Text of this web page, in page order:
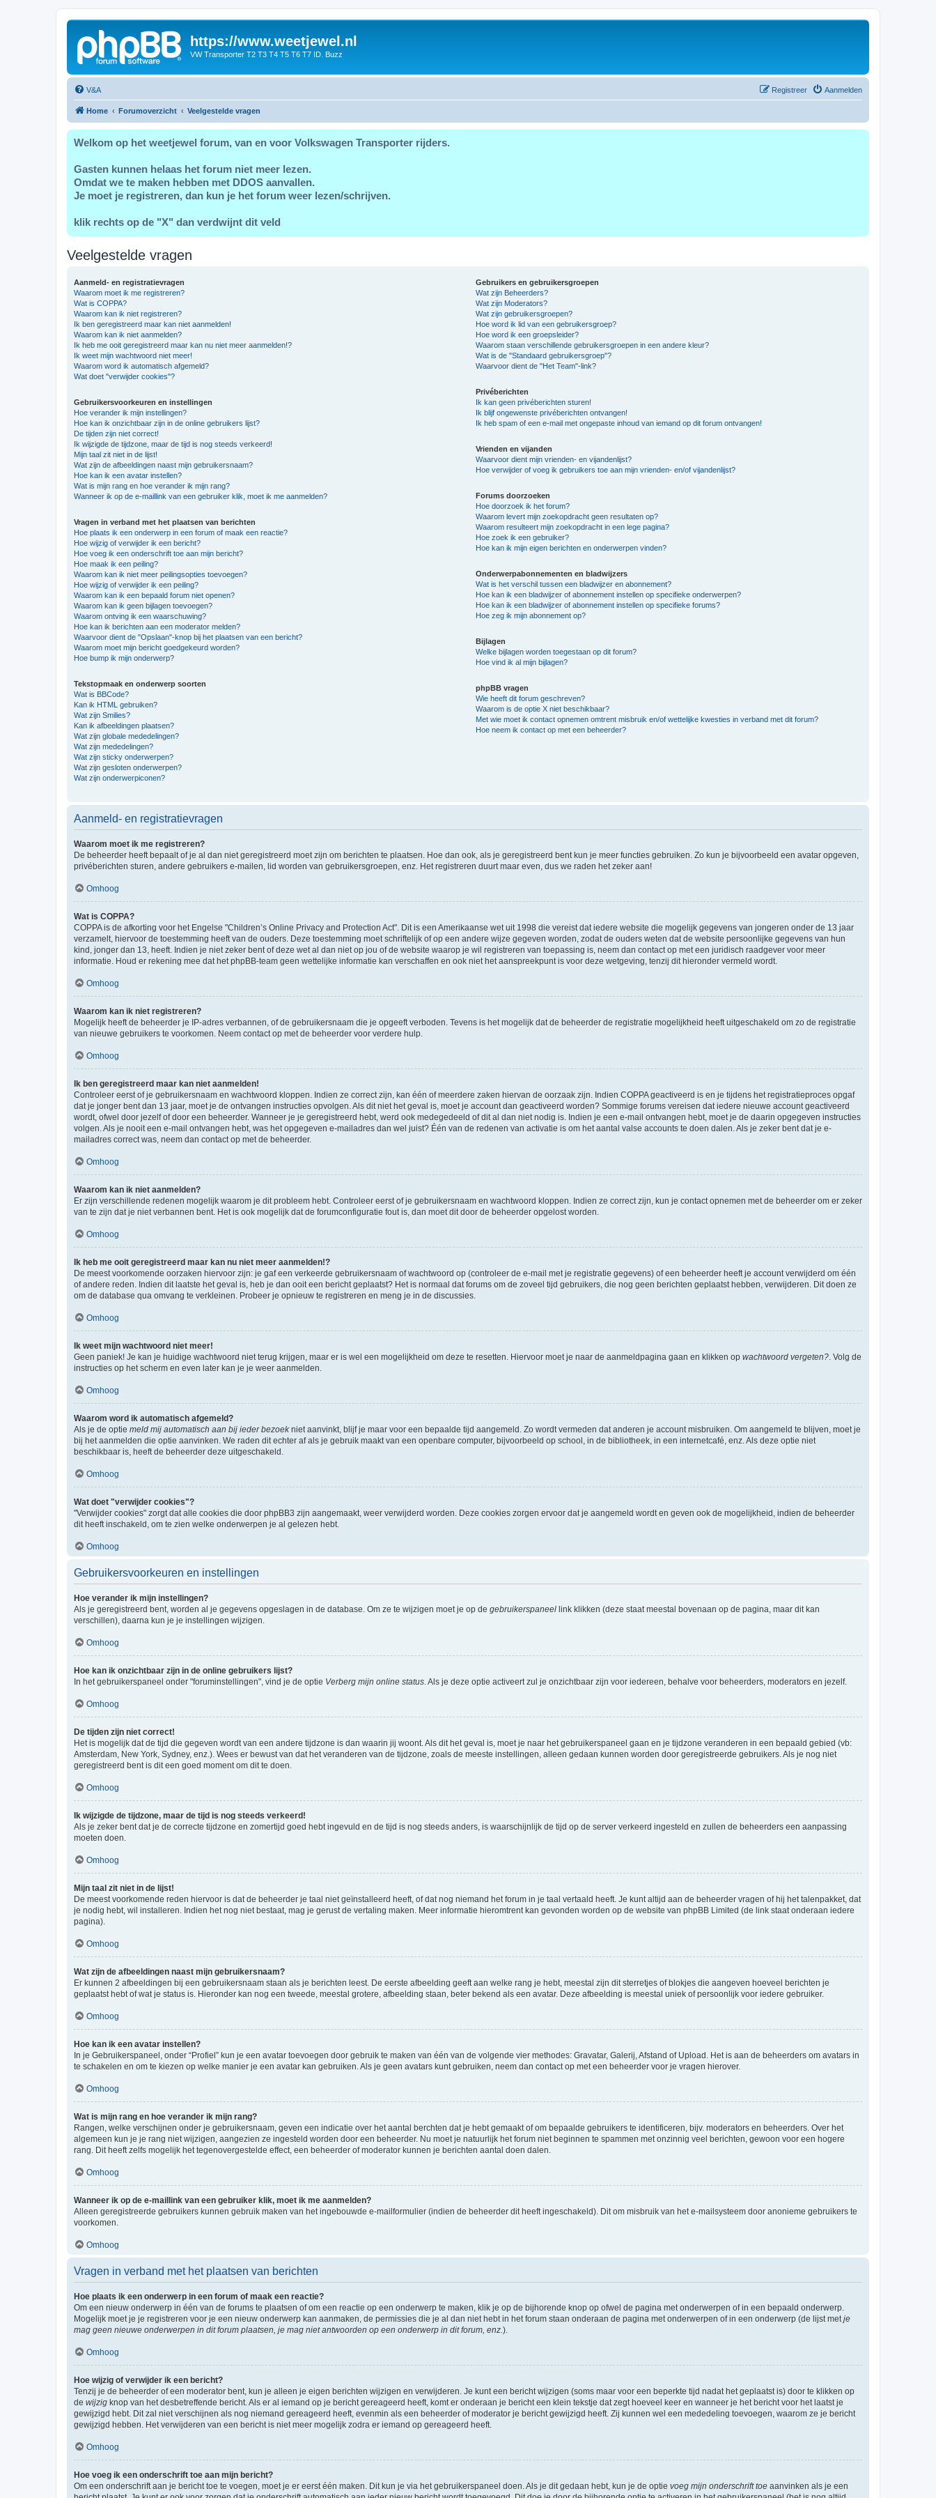
https://www.weetjewel.nl
VW Transporter T2 T3 T4 T5 T6 T7 ID. Buzz
V&A Aanmelden
Registreer
Home Forumoverzicht Veelgestelde vragen
Welkom op het weetjewel forum, van en voor Volkswagen Transporter rijders.
Gasten kunnen helaas het forum niet meer lezen.
Omdat we te maken hebben met DDOS aanvallen.
Je moet je registreren, dan kun je het forum weer lezen/schrijven.
klik rechts op de "X" dan verdwijnt dit veld
Veelgestelde vragen
Aanmeld- en registratievragen
Waarom moet ik me registreren?
Wat is COPPA?
Waarom kan ik niet registreren?
Ik ben geregistreerd maar kan niet aanmelden!
Waarom kan ik niet aanmelden?
Ik heb me ooit geregistreerd maar kan nu niet meer aanmelden!?
Ik weet mijn wachtwoord niet meer!
Waarom word ik automatisch afgemeld?
Wat doet "verwijder cookies"?
Gebruikersvoorkeuren en instellingen
Hoe verander ik mijn instellingen?
Hoe kan ik onzichtbaar zijn in de online gebruikers lijst?
De tijden zijn niet correct!
Ik wijzigde de tijdzone, maar de tijd is nog steeds verkeerd!
Mijn taal zit niet in de lijst!
Wat zijn de afbeeldingen naast mijn gebruikersnaam?
Hoe kan ik een avatar instellen?
Wat is mijn rang en hoe verander ik mijn rang?
Wanneer ik op de e-maillink van een gebruiker klik, moet ik me aanmelden?
Vragen in verband met het plaatsen van berichten
Hoe plaats ik een onderwerp in een forum of maak een reactie?
Hoe wijzig of verwijder ik een bericht?
Hoe voeg ik een onderschrift toe aan mijn bericht?
Hoe maak ik een peiling?
Waarom kan ik niet meer peilingsopties toevoegen?
Hoe wijzig of verwijder ik een peiling?
Waarom kan ik een bepaald forum niet openen?
Waarom kan ik geen bijlagen toevoegen?
Waarom ontving ik een waarschuwing?
Hoe kan ik berichten aan een moderator melden?
Waarvoor dient de "Opslaan"-knop bij het plaatsen van een bericht?
Waarom moet mijn bericht goedgekeurd worden?
Hoe bump ik mijn onderwerp?
Tekstopmaak en onderwerp soorten
Wat is BBCode?
Kan ik HTML gebruiken?
Wat zijn Smilies?
Kan ik afbeeldingen plaatsen?
Wat zijn globale mededelingen?
Wat zijn mededelingen?
Wat zijn sticky onderwerpen?
Wat zijn gesloten onderwerpen?
Wat zijn onderwerpiconen?
Gebruikers en gebruikersgroepen
Wat zijn Beheerders?
Wat zijn Moderators?
Wat zijn gebruikersgroepen?
Hoe word ik lid van een gebruikersgroep?
Hoe word ik een groepsleider?
Waarom staan verschillende gebruikersgroepen in een andere kleur?
Wat is de "Standaard gebruikersgroep"?
Waarvoor dient de "Het Team"-link?
Privéberichten
Ik kan geen privéberichten sturen!
Ik blijf ongewenste privéberichten ontvangen!
Ik heb spam of een e-mail met ongepaste inhoud van iemand op dit forum ontvangen!
Vrienden en vijanden
Waarvoor dient mijn vrienden- en vijandenlijst?
Hoe verwijder of voeg ik gebruikers toe aan mijn vrienden- en/of vijandenlijst?
Forums doorzoeken
Hoe doorzoek ik het forum?
Waarom levert mijn zoekopdracht geen resultaten op?
Waarom resulteert mijn zoekopdracht in een lege pagina?
Hoe zoek ik een gebruiker?
Hoe kan ik mijn eigen berichten en onderwerpen vinden?
Onderwerpabonnementen en bladwijzers
Wat is het verschil tussen een bladwijzer en abonnement?
Hoe kan ik een bladwijzer of abonnement instellen op specifieke onderwerpen?
Hoe kan ik een bladwijzer of abonnement instellen op specifieke forums?
Hoe zeg ik mijn abonnement op?
Bijlagen
Welke bijlagen worden toegestaan op dit forum?
Hoe vind ik al mijn bijlagen?
phpBB vragen
Wie heeft dit forum geschreven?
Waarom is de optie X niet beschikbaar?
Met wie moet ik contact opnemen omtrent misbruik en/of wettelijke kwesties in verband met dit forum?
Hoe neem ik contact op met een beheerder?
Aanmeld- en registratievragen
Waarom moet ik me registreren?
De beheerder heeft bepaalt of je al dan niet geregistreerd moet zijn om berichten te plaatsen. Hoe dan ook, als je geregistreerd bent kun je meer functies gebruiken. Zo kun je bijvoorbeeld een avatar opgeven,
privéberichten sturen, andere gebruikers e-mailen, lid worden van gebruikersgroepen, enz. Het registreren duurt maar even, dus we raden het zeker aan!
Omhoog
Wat is COPPA?
COPPA is de afkorting voor het Engelse "Children’s Online Privacy and Protection Act". Dit is een Amerikaanse wet uit 1998 die vereist dat iedere website die mogelijk gegevens van jongeren onder de 13 jaar
verzamelt, hiervoor de toestemming heeft van de ouders. Deze toestemming moet schriftelijk of op een andere wijze gegeven worden, zodat de ouders weten dat de website persoonlijke gegevens van hun
kind, jonger dan 13, heeft. Indien je niet zeker bent of deze wet al dan niet op jou of de website waarop je wil registreren van toepassing is, neem dan contact op met een juridisch raadgever voor meer
informatie. Houd er rekening mee dat het phpBB-team geen wettelijke informatie kan verschaffen en ook niet het aanspreekpunt is voor deze wetgeving, tenzij dit hieronder vermeld wordt.
Omhoog
Waarom kan ik niet registreren?
Mogelijk heeft de beheerder je IP-adres verbannen, of de gebruikersnaam die je opgeeft verboden. Tevens is het mogelijk dat de beheerder de registratie mogelijkheid heeft uitgeschakeld om zo de registratie
van nieuwe gebruikers te voorkomen. Neem contact op met de beheerder voor verdere hulp.
Omhoog
Ik ben geregistreerd maar kan niet aanmelden!
Controleer eerst of je gebruikersnaam en wachtwoord kloppen. Indien ze correct zijn, kan één of meerdere zaken hiervan de oorzaak zijn. Indien COPPA geactiveerd is en je tijdens het registratieproces opgaf
dat je jonger bent dan 13 jaar, moet je de ontvangen instructies opvolgen. Als dit niet het geval is, moet je account dan geactiveerd worden? Sommige forums vereisen dat iedere nieuwe account geactiveerd
wordt, ofwel door jezelf of door een beheerder. Wanneer je je geregistreerd hebt, werd ook medegedeeld of dit al dan niet nodig is. Indien je een e-mail ontvangen hebt, moet je de daarin opgegeven instructies
volgen. Als je nooit een e-mail ontvangen hebt, was het opgegeven e-mailadres dan wel juist? Één van de redenen van activatie is om het aantal valse accounts te doen dalen. Als je zeker bent dat je e-
mailadres correct was, neem dan contact op met de beheerder.
Omhoog
Waarom kan ik niet aanmelden?
Er zijn verschillende redenen mogelijk waarom je dit probleem hebt. Controleer eerst of je gebruikersnaam en wachtwoord kloppen. Indien ze correct zijn, kun je contact opnemen met de beheerder om er zeker
van te zijn dat je niet verbannen bent. Het is ook mogelijk dat de forumconfiguratie fout is, dan moet dit door de beheerder opgelost worden.
Omhoog
Ik heb me ooit geregistreerd maar kan nu niet meer aanmelden!?
De meest voorkomende oorzaken hiervoor zijn: je gaf een verkeerde gebruikersnaam of wachtwoord op (controleer de e-mail met je registratie gegevens) of een beheerder heeft je account verwijderd om één
of andere reden. Indien dit laatste het geval is, heb je dan ooit een bericht geplaatst? Het is normaal dat forums om de zoveel tijd gebruikers, die nog geen berichten geplaatst hebben, verwijderen. Dit doen ze
om de database qua omvang te verkleinen. Probeer je opnieuw te registreren en meng je in de discussies.
Omhoog
Ik weet mijn wachtwoord niet meer!
Geen paniek! Je kan je huidige wachtwoord niet terug krijgen, maar er is wel een mogelijkheid om deze te resetten. Hiervoor moet je naar de aanmeldpagina gaan en klikken op wachtwoord vergeten? . Volg de
instructies op het scherm en even later kan je je weer aanmelden.
Omhoog
Waarom word ik automatisch afgemeld?
Als je de optie meld mij automatisch aan bij ieder bezoekniet aanvinkt, blijf je maar voor een bepaalde tijd aangemeld. Zo wordt vermeden dat anderen je account misbruiken. Om aangemeld te blijven, moet je
bij het aanmelden die optie aanvinken. We raden dit echter af als je gebruik maakt van een openbare computer, bijvoorbeeld op school, in de bibliotheek, in een internetcafé, enz. Als deze optie niet
beschikbaar is, heeft de beheerder deze uitgeschakeld.
Omhoog
Wat doet "verwijder cookies"?
"Verwijder cookies" zorgt dat alle cookies die door phpBB3 zijn aangemaakt, weer verwijderd worden. Deze cookies zorgen ervoor dat je aangemeld wordt en geven ook de mogelijkheid, indien de beheerder
dit heeft inschakeld, om te zien welke onderwerpen je al gelezen hebt.
Omhoog
Gebruikersvoorkeuren en instellingen
Hoe verander ik mijn instellingen?
Als je geregistreerd bent, worden al je gegevens opgeslagen in de database. Om ze te wijzigen moet je op de gebruikerspaneel link klikken (deze staat meestal bovenaan op de pagina, maar dit kan
verschillen), daarna kun je je instellingen wijzigen.
Omhoog
Hoe kan ik onzichtbaar zijn in de online gebruikers lijst?
In het gebruikerspaneel onder "foruminstellingen", vind je de optie Verberg mijn online status . Als je deze optie activeert zul je onzichtbaar zijn voor iedereen, behalve voor beheerders, moderators en jezelf.
Omhoog
De tijden zijn niet correct!
Het is mogelijk dat de tijd die gegeven wordt van een andere tijdzone is dan waarin jij woont. Als dit het geval is, moet je naar het gebruikerspaneel gaan en je tijdzone veranderen in een bepaald gebied (vb:
Amsterdam, New York, Sydney, enz.). Wees er bewust van dat het veranderen van de tijdzone, zoals de meeste instellingen, alleen gedaan kunnen worden door geregistreerde gebruikers. Als je nog niet
geregistreerd bent is dit een goed moment om dit te doen.
Omhoog
Ik wijzigde de tijdzone, maar de tijd is nog steeds verkeerd!
Als je zeker bent dat je de correcte tijdzone en zomertijd goed hebt ingevuld en de tijd is nog steeds anders, is waarschijnlijk de tijd op de server verkeerd ingesteld en zullen de beheerders een aanpassing
moeten doen.
Omhoog
Mijn taal zit niet in de lijst!
De meest voorkomende reden hiervoor is dat de beheerder je taal niet geïnstalleerd heeft, of dat nog niemand het forum in je taal vertaald heeft. Je kunt altijd aan de beheerder vragen of hij het talenpakket, dat
je nodig hebt, wil installeren. Indien het nog niet bestaat, mag je gerust de vertaling maken. Meer informatie hieromtrent kan gevonden worden op de website van phpBB Limited (de link staat onderaan iedere
pagina).
Omhoog
Wat zijn de afbeeldingen naast mijn gebruikersnaam?
Er kunnen 2 afbeeldingen bij een gebruikersnaam staan als je berichten leest. De eerste afbeelding geeft aan welke rang je hebt, meestal zijn dit sterretjes of blokjes die aangeven hoeveel berichten je
geplaatst hebt of wat je status is. Hieronder kan nog een tweede, meestal grotere, afbeelding staan, beter bekend als een avatar. Deze afbeelding is meestal uniek of persoonlijk voor iedere gebruiker.
Omhoog
Hoe kan ik een avatar instellen?
In je Gebruikerspaneel, onder “Profiel” kun je een avatar toevoegen door gebruik te maken van één van de volgende vier methodes: Gravatar, Galerij, Afstand of Upload. Het is aan de beheerders om avatars in
te schakelen en om te kiezen op welke manier je een avatar kan gebruiken. Als je geen avatars kunt gebruiken, neem dan contact op met een beheerder voor je vragen hierover.
Omhoog
Wat is mijn rang en hoe verander ik mijn rang?
Rangen, welke verschijnen onder je gebruikersnaam, geven een indicatie over het aantal berchten dat je hebt gemaakt of om bepaalde gebruikers te identificeren, bijv. moderators en beheerders. Over het
algemeen kun je je rang niet wijzigen, aangezien ze ingesteld worden door een beheerder. Nu moet je natuurlijk het forum niet beginnen te spammen met onzinnig veel berichten, gewoon voor een hogere
rang. Dit heeft zelfs mogelijk het tegenovergestelde effect, een beheerder of moderator kunnen je berichten aantal doen dalen.
Omhoog
Wanneer ik op de e-maillink van een gebruiker klik, moet ik me aanmelden?
Alleen geregistreerde gebruikers kunnen gebruik maken van het ingebouwde e-mailformulier (indien de beheerder dit heeft ingeschakeld). Dit om misbruik van het e-mailsysteem door anonieme gebruikers te
voorkomen.
Omhoog
Vragen in verband met het plaatsen van berichten
Hoe plaats ik een onderwerp in een forum of maak een reactie?
Om een nieuw onderwerp in één van de forums te plaatsen of om een reactie op een onderwerp te maken, klik je op de bijhorende knop op ofwel de pagina met onderwerpen of in een bepaald onderwerp.
Mogelijk moet je je registreren voor je een nieuw onderwerp kan aanmaken, de permissies die je al dan niet hebt in het forum staan onderaan de pagina met onderwerpen of in een onderwerp (de lijst met je
mag geen nieuwe onderwerpen in dit forum plaatsen, je mag niet antwoorden op een onderwerp in dit forum, enz. ).
Omhoog
Hoe wijzig of verwijder ik een bericht?
Tenzij je de beheerder of een moderator bent, kun je alleen je eigen berichten wijzigen en verwijderen. Je kunt een bericht wijzigen (soms maar voor een beperkte tijd nadat het geplaatst is) door te klikken op
de wijzig knop van het desbetreffende bericht. Als er al iemand op je bericht gereageerd heeft, komt er onderaan je bericht een klein tekstje dat zegt hoeveel keer en wanneer je het bericht voor het laatst je
gewijzigd hebt. Dit zal niet verschijnen als nog niemand gereageerd heeft, evenmin als een beheerder of moderator je bericht gewijzigd heeft. Zij kunnen wel een mededeling toevoegen, waarom ze je bericht
gewijzigd hebben. Het verwijderen van een bericht is niet meer mogelijk zodra er iemand op gereageerd heeft.
Omhoog
Hoe voeg ik een onderschrift toe aan mijn bericht?
Om een onderschrift aan je bericht toe te voegen, moet je er eerst één maken. Dit kun je via het gebruikerspaneel doen. Als je dit gedaan hebt, kun je de optie voeg mijn onderschrift toe aanvinken als je een